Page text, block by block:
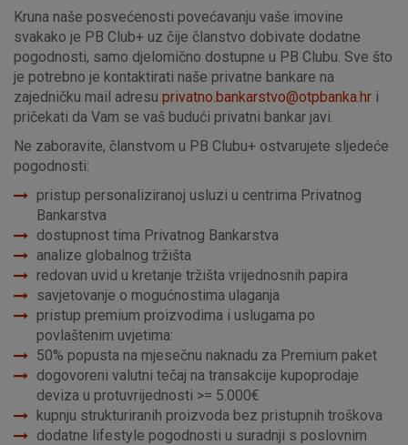
Kruna naše posvećenosti povećavanju vaše imovine
svakako je PB Club+ uz čije članstvo dobivate dodatne
pogodnosti, samo djelomično dostupne u PB Clubu. Sve što
je potrebno je kontaktirati naše privatne bankare na
zajedničku mail adresu privatno.bankarstvo@otpbanka.hr i
pričekati da Vam se vaš budući privatni bankar javi.
Ne zaboravite, članstvom u PB Clubu+ ostvarujete sljedeće
pogodnosti:
pristup personaliziranoj usluzi u centrima Privatnog
Bankarstva
dostupnost tima Privatnog Bankarstva
analize globalnog tržišta
redovan uvid u kretanje tržišta vrijednosnih papira
savjetovanje o mogućnostima ulaganja
pristup premium proizvodima i uslugama po
povlaštenim uvjetima:
50% popusta na mjesečnu naknadu za Premium paket
dogovoreni valutni tečaj na transakcije kupoprodaje
deviza u protuvrijednosti >= 5.000€
kupnju strukturiranih proizvoda bez pristupnih troškova
dodatne lifestyle pogodnosti u suradnji s poslovnim